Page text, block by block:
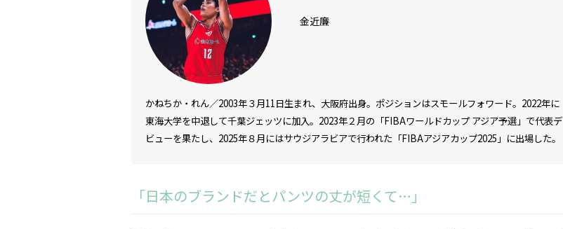
金近廉
かねちか・れん／2003年３月11日生まれ、大阪府出身。ポジションはスモールフォワード。2022年に
東海大学を中退して千葉ジェッツに加入。2023年２月の「FIBAワールドカップ アジア予選」で代表デ
ビューを果たし、2025年８月にはサウジアラビアで行われた「FIBAアジアカップ2025」に出場した。
「日本のブランドだとパンツの丈が短くて…」